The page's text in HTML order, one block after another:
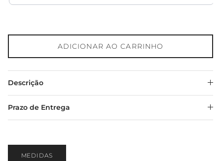
ADICIONAR AO CARRINHO
Descrição
Prazo de Entrega
MEDIDAS